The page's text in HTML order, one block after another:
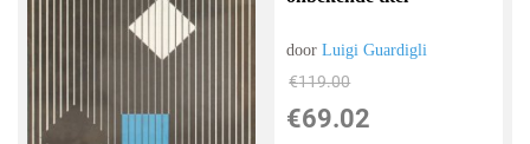
doorLuigi Guardigli
€119.00
€69.02